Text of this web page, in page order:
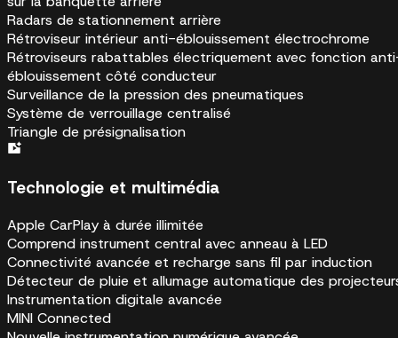
Radars de stationnement arrière
Rétroviseur intérieur anti-éblouissement électrochrome
Rétroviseurs rabattables électriquement avec fonction
éblouissement côté conducteur
Surveillance de la pression des pneumatiques
Système de verrouillage centralisé
Triangle de présignalisation
Technologie et multimédia
Apple CarPlay à durée illimitée
Comprend instrument central avec anneau à LED
Connectivité avancée et recharge sans fil par induction
Détecteur de pluie et allumage automatique des
Instrumentation digitale avancée
MINI Connected